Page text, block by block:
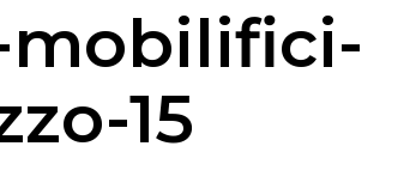
mobilifici-
15